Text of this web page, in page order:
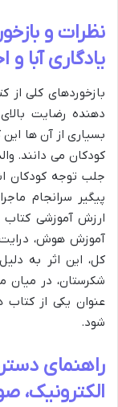
نظرات و
یادگاری آبا و
بازخوردهای کلی از
دهنده رضایت
بسیاری از آن ها این
کودکان می دانند.
جلب توجه کودکان
پیگیر سرانجام
ارزش آموزشی کتاب
آموزش هوش،
کل، این اثر به
شکرستان، در میان
عنوان یکی از
شود.
راهنمای
الکترونیک،